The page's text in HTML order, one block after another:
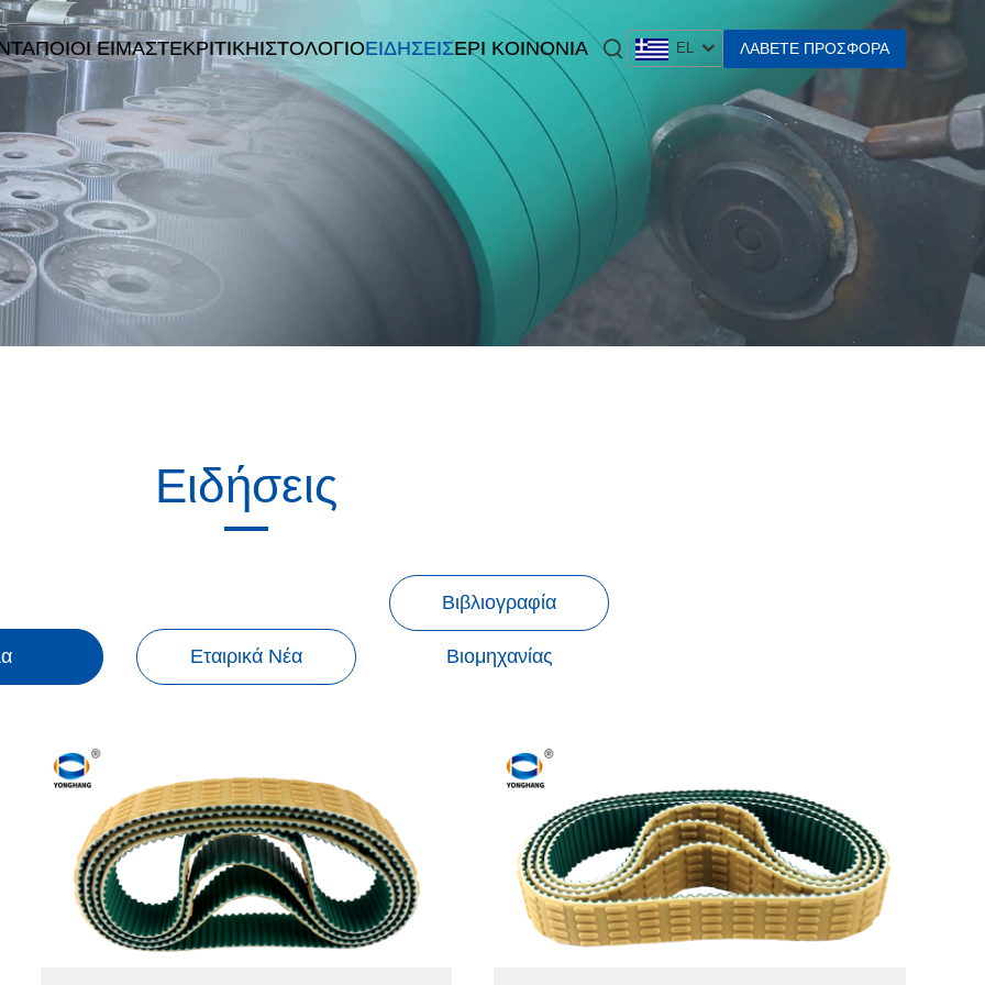
ΠΟΙΟΙ ΕΊΜΑΣΤΕΚΡΙΤΙΚΉΙΣΤΟΛΌΓΙΟΕΙΔΉΣΕΙΣEPI KOINONIA EL ΛΆΒΕΤΕ ΠΡΟΣΦΟΡΆ
Ειδήσεις
Εταιρικά Νέα
Βιβλιογραφία
Βιομηχανίας